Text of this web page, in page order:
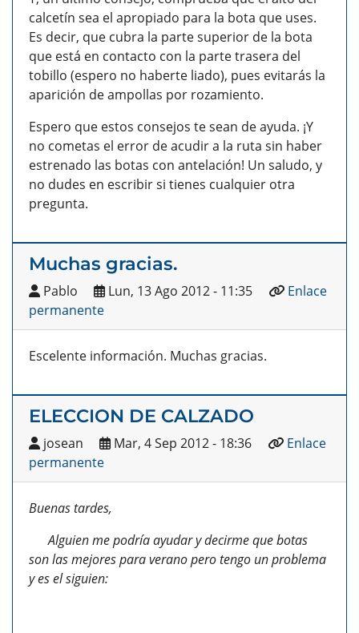
calcetín sea el apropiado para la bota que uses.
Es decir, que cubra la parte superior de la bota
que está en contacto con la parte trasera del
tobillo (espero no haberte liado), pues evitarás la
aparición de ampollas por rozamiento.
Espero que estos consejos te sean de ayuda. ¡Y
no cometas el error de acudir a la ruta sin haber
estrenado las botas con antelación! Un saludo, y
no dudes en escribir si tienes cualquier otra
pregunta.
Muchas gracias.
Pablo Lun, 13 Ago 2012 - 11:35
Enlace
permanente
Escelente información. Muchas gracias.
ELECCION DE CALZADO
josean Mar, 4 Sep 2012 - 18:36
Enlace
permanente
Buenas tardes,
Alguien me podría ayudar y decirme que botas
son las mejores para verano pero tengo un problema
y es el siguien: